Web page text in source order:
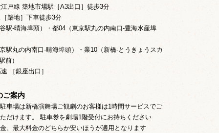
戸線 築地市場駅［A3出口］徒歩3分
築地］下車徒歩3分
駅-晴海埠頭）・都04（東京駅丸の内南口-豊海水産埠
駅丸の内南口-晴海埠頭）・業10（新橋-とうきょうスカ
前）
［銀座出口］
ご案内
車場は新橋演舞場ご観劇のお客様は1時間サービスでご
だけます。 駐車券を劇場1階受付にお持ちください
、最大料金のどちらか安いほうが適用となります